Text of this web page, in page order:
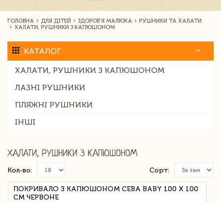
ГОЛОВНА ДЛЯ ДІТЕЙ ЗДОРОВ'Я МАЛЮКА
РУШНИКИ ТА ХАЛАТИ
ХАЛАТИ, РУШНИКИ З КАПЮШОНОМ
КАТАЛОГ
ХАЛАТИ, РУШНИКИ З КАПЮШОНОМ
ЛАЗНІ РУШНИКИ
ПЛЯЖНІ РУШНИКИ
ІНШІ
ХАЛАТИ, РУШНИКИ З КАПЮШОНОМ
Кол-во: Сорт:
ПОКРИВАЛО З КАПЮШОНОМ CEBA BABY 100 Х 100
СМ ЧЕРВОНЕ